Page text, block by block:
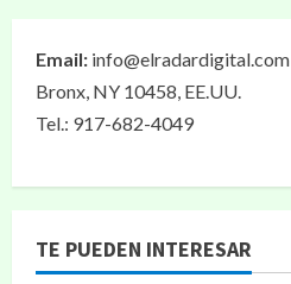
Email: info@elradardigital.com
Bronx, NY 10458, EE.UU.
Tel.: 917-682-4049
TE PUEDEN INTERESAR